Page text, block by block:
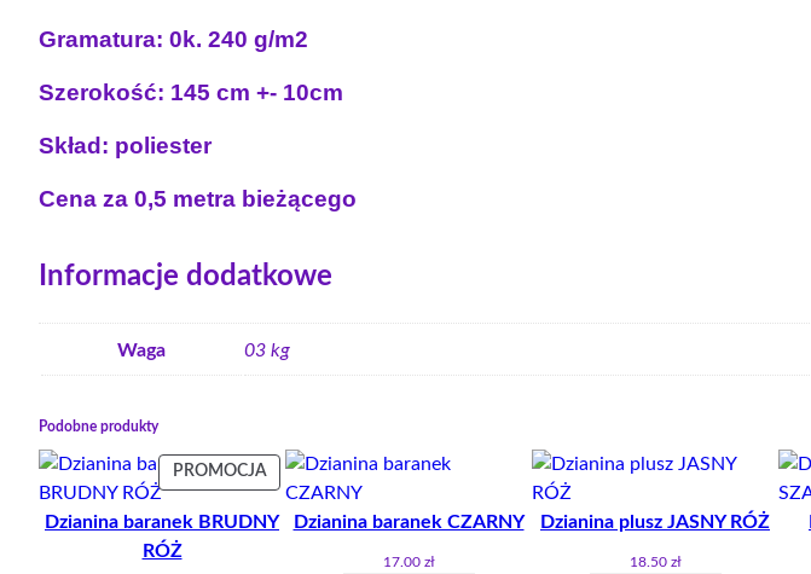
Gramatura: 0k. 240 g/m2
Szerokość: 145 cm +- 10cm
Skład: poliester
Cena za 0,5 metra bieżącego
Informacje dodatkowe
Waga 03 kg
Podobne produkty
PROMOCJAPRODUKT
W
PROMOCJI
Dzianina baranek BRUDNY
RÓŻ
Dzianina baranek CZARNY
17.00 zł
Dzianina plusz JASNY RÓŻ
18.50 zł